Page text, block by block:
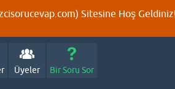
Sitesine Hoş
Üyeler Bir Soru Sor